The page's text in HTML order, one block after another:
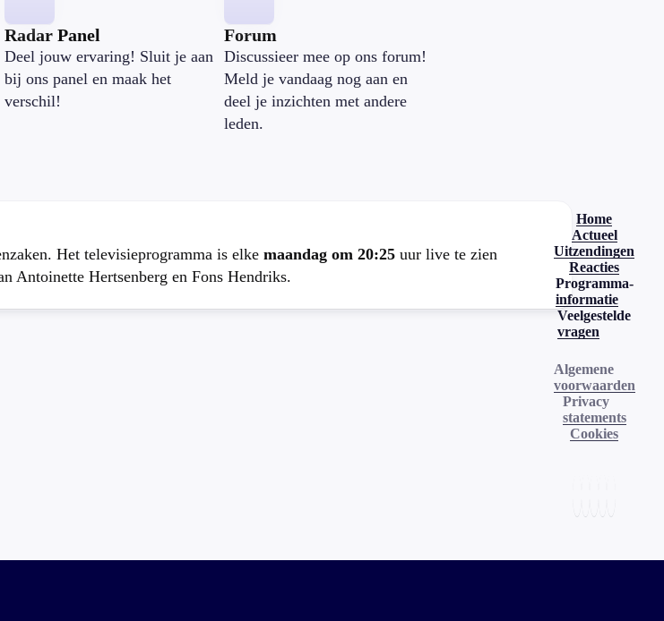
Radar Panel
Deel jouw ervaring! Sluit je aan
bij ons panel en maak het
verschil!
Forum
Discussieer mee op ons forum!
Meld je vandaag nog aan en
deel je inzichten met andere
leden.
Het televisieprogramma is elke maandag om 20:25 uur live te zien
Antoinette Hertsenberg en Fons Hendriks.
Home
Actueel
Uitzendingen
Reacties
Programma-
informatie
Veelgestelde
vragen
Algemene
voorwaarden
Privacy
statements
Cookies